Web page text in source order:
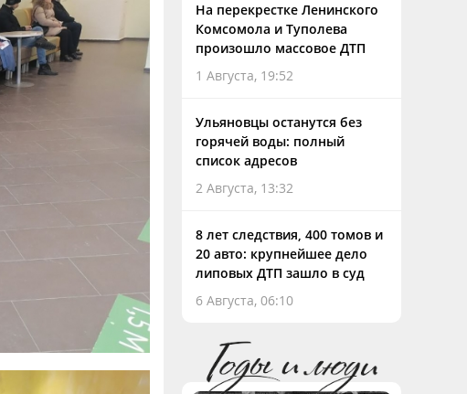
На перекрестке Ленинского
Комсомола и Туполева
произошло массовое ДТП
1 Августа, 19:52
Ульяновцы останутся без
горячей воды: полный
список адресов
2 Августа, 13:32
8 лет следствия, 400 томов и
20 авто: крупнейшее дело
липовых ДТП зашло в суд
6 Августа, 06:10